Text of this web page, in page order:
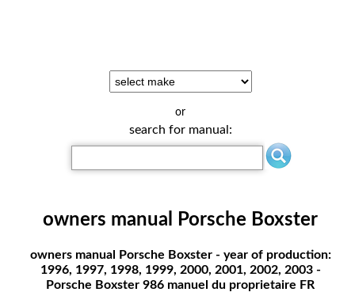
or
search for manual:
owners manual Porsche Boxster
owners manual Porsche Boxster - year of production:
1996, 1997, 1998, 1999, 2000, 2001, 2002, 2003 -
Porsche Boxster 986 manuel du proprietaire FR